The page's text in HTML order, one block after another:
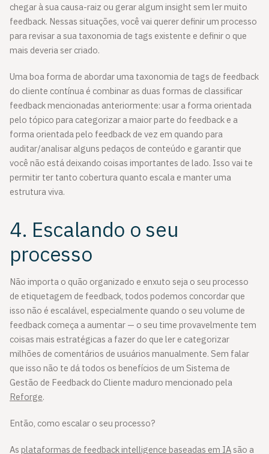
chegar à sua causa-raiz ou gerar algum insight sem ler muito
feedback. Nessas situações, você vai querer definir um processo
para revisar a sua taxonomia de tags existente e definir o que
mais deveria ser criado.
Uma boa forma de abordar uma taxonomia de tags de feedback
do cliente contínua é combinar as duas formas de classificar
feedback mencionadas anteriormente: usar a forma orientada
pelo tópico para categorizar a maior parte do feedback e a
forma orientada pelo feedback de vez em quando para
auditar/analisar alguns pedaços de conteúdo e garantir que
você não está deixando coisas importantes de lado. Isso vai te
permitir ter tanto cobertura quanto escala e manter uma
estrutura viva.
4. Escalando o seu
processo
Não importa o quão organizado e enxuto seja o seu processo
de etiquetagem de feedback, todos podemos concordar que
isso não é escalável, especialmente quando o seu volume de
feedback começa a aumentar — o seu time provavelmente tem
coisas mais estratégicas a fazer do que ler e categorizar
milhões de comentários de usuários manualmente. Sem falar
que isso não te dá todos os benefícios de um Sistema de
Gestão de Feedback do Cliente maduro mencionado pela
Reforge.
Então, como escalar o seu processo?
Asplataformas de feedback intelligence baseadas em IAsão a